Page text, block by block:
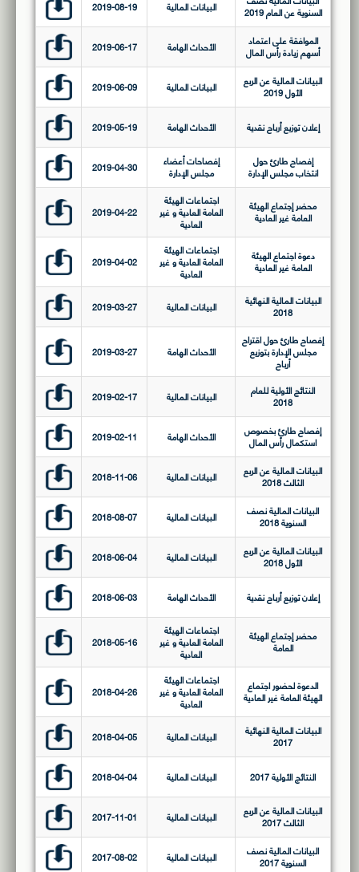
السنوية عن العام 2019 البيانات المالية 2019-08-19
الموافقة على اعتماد
أسهم زيادة رأس المال الأحداث الهامة 2019-06-17
البيانات المالية عن الربع
الأول 2019 البيانات المالية 2019-06-09
إعلان توزيع أرباح نقدية الأحداث الهامة 2019-05-19
إفصاح طارئ حول
انتخاب مجلس الإدارة
إفصاحات أعضاء
مجلس الإدارة 2019-04-30
محضر إجتماع الهيئة
العامة غير العادية
اجتماعات الهيئة
العامة العادية و غير
العادية
2019-04-22
دعوة اجتماع الهيئة
العامة غير العادية
اجتماعات الهيئة
العامة العادية و غير
العادية
2019-04-02
البيانات المالية النهائية
2018 البيانات المالية 2019-03-27
إفصاح طارئ حول اقتراح
مجلس الإدارة بتوزيع
أرباح
الأحداث الهامة 2019-03-27
النتائج الأولية للعام
2018 البيانات المالية 2019-02-17
إفصاح طارئ بخصوص
استكمال رأس المال الأحداث الهامة 2019-02-11
البيانات المالية عن الربع
الثالث 2018 البيانات المالية 2018-11-06
البيانات المالية نصف
السنوية 2018 البيانات المالية 2018-08-07
البيانات المالية عن الربع
الأول 2018 البيانات المالية 2018-06-04
إعلان توزيع أرباح نقدية الأحداث الهامة 2018-06-03
محضر إجتماع الهيئة
العامة
اجتماعات الهيئة
العامة العادية و غير
العادية
2018-05-16
الدعوة لحضور اجتماع
الهيئة العامة غير العادية
اجتماعات الهيئة
العامة العادية و غير
العادية
2018-04-26
البيانات المالية النهائية
2017 البيانات المالية 2018-04-05
النتائج الأولية 2017 البيانات المالية 2018-04-04
البيانات المالية عن الربع
الثالث 2017 البيانات المالية 2017-11-01
البيانات المالية نصف
السنوية 2017 البيانات المالية 2017-08-02